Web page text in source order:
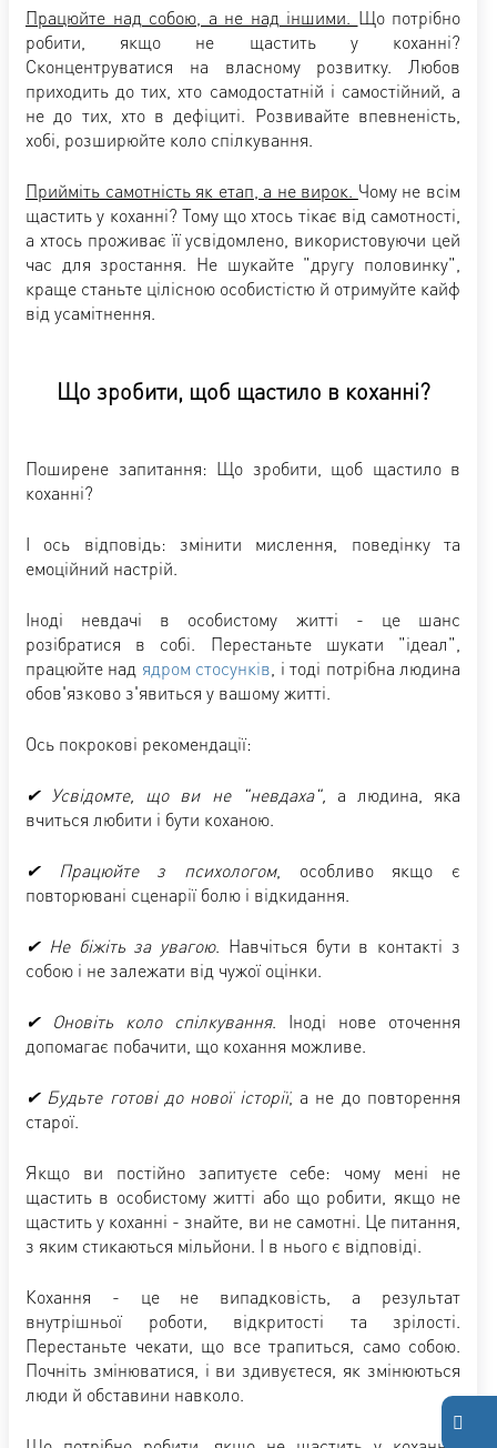
Працюйте над собою, а не над іншими. Що потрібно
робити, якщо не щастить у коханні?
Сконцентруватися на власному розвитку. Любов
приходить до тих, хто самодостатній і самостійний, а
не до тих, хто в дефіциті. Розвивайте впевненість,
хобі, розширюйте коло спілкування.
Прийміть самотність як етап, а не вирок. Чому не всім
щастить у коханні? Тому що хтось тікає від самотності,
а хтось проживає її усвідомлено, використовуючи цей
час для зростання. Не шукайте "другу половинку",
краще станьте цілісною особистістю й отримуйте кайф
від усамітнення.
Що зробити, щоб щастило в коханні?
Поширене запитання: Що зробити, щоб щастило в
коханні?
І ось відповідь: змінити мислення, поведінку та
емоційний настрій.
Іноді невдачі в особистому житті - це шанс
розібратися в собі. Перестаньте шукати "ідеал",
працюйте над ядром стосунків , і тоді потрібна людина
обов'язково з'явиться у вашому житті.
Ось покрокові рекомендації:
✔Усвідомте, що ви не "невдаха", а людина, яка
вчиться любити і бути коханою.
✔Працюйте з психологом, особливо якщо є
повторювані сценарії болю і відкидання.
✔Не біжіть за увагою. Навчіться бути в контакті з
собою і не залежати від чужої оцінки.
✔Оновіть коло спілкування. Іноді нове оточення
допомагає побачити, що кохання можливе.
✔Будьте готові до нової історії, а не до повторення
старої.
Якщо ви постійно запитуєте себе: чому мені не
щастить в особистому житті або що робити, якщо не
щастить у коханні - знайте, ви не самотні. Це питання,
з яким стикаються мільйони. І в нього є відповіді.
Кохання - це не випадковість, а результат
внутрішньої роботи, відкритості та зрілості.
Перестаньте чекати, що все трапиться, само собою.
Почніть змінюватися, і ви здивуєтеся, як змінюються
люди й обставини навколо.